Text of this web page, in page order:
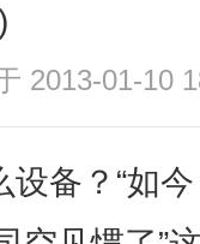
2013-01-10
设备？“如